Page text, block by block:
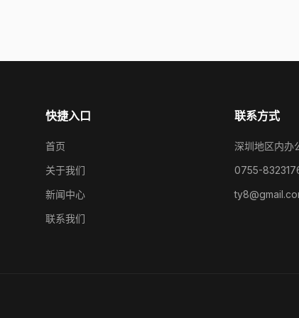
快捷入口
首页
关于我们
新闻中心
联系我们
联系方式
深圳地区内办
0755-